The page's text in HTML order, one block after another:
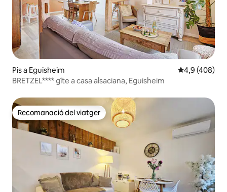
Pis a Eguisheim 4,9 de
4,9 (408)
BRETZEL**** gîte a casa alsaciana, Eguisheim
Recomanació del viatger
Recomanació del viatger